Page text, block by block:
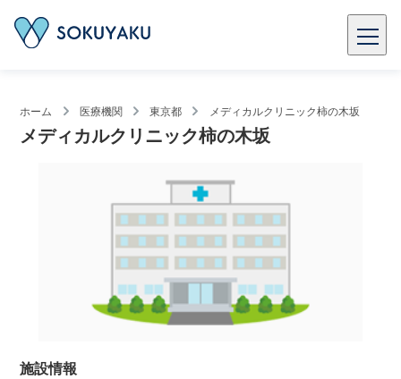
ホーム 医療機関 東京都 メディカルクリニック柿の木坂
メディカルクリニック柿の木坂
施設情報